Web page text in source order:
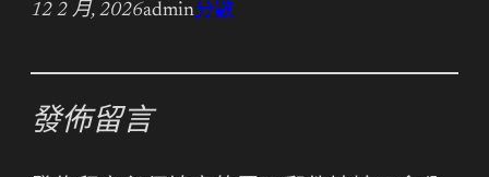
12 2 月, 2026admin分數
發佈留言